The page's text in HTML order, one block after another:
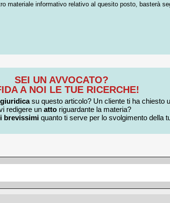
materiale informativo relativo al quesito posto, basterà
SEI UN AVVOCATO?
A NOI LE TUE RICERCHE!
su questo articolo? Un cliente ti ha chiesto
redigere un atto riguardante la materia?
brevissimi quanto ti serve per lo svolgimento della